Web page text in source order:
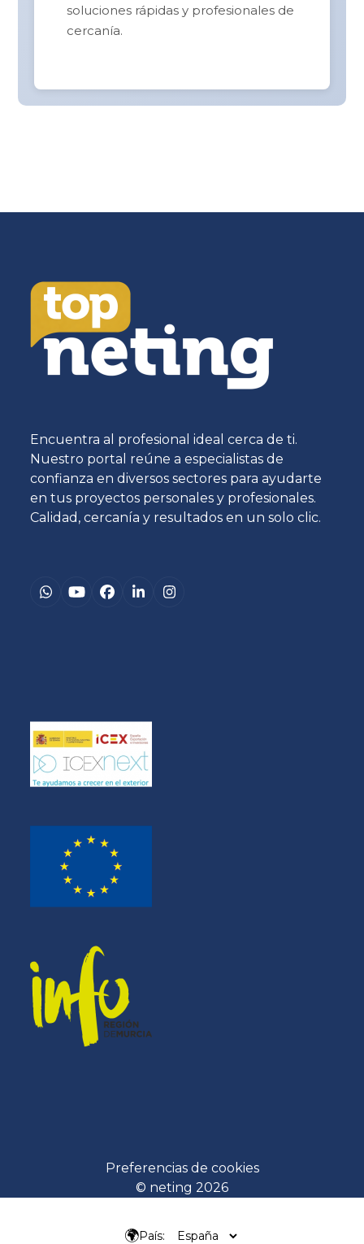
soluciones rápidas y profesionales de
cercanía.
Encuentra al profesional ideal cerca de ti.
Nuestro portal reúne a especialistas de
confianza en diversos sectores para ayudarte
en tus proyectos personales y profesionales.
Calidad, cercanía y resultados en un solo clic.
Whatsapp
YouTubeFacebook
LinkedInInstagram
© neting 2026
Preferencias de cookies
🌍País: